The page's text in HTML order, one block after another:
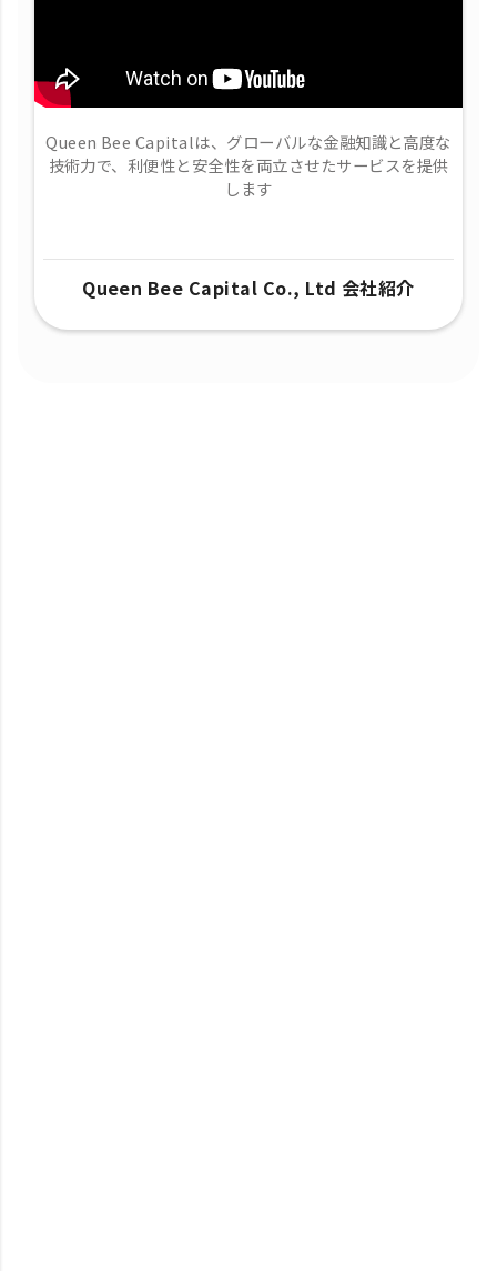
Queen Bee Capitalは、グローバルな金融知識と高度な
技術力で、​利便性と安全性を両立させたサービスを提供
します
Queen Bee Capital Co., Ltd 会社紹介